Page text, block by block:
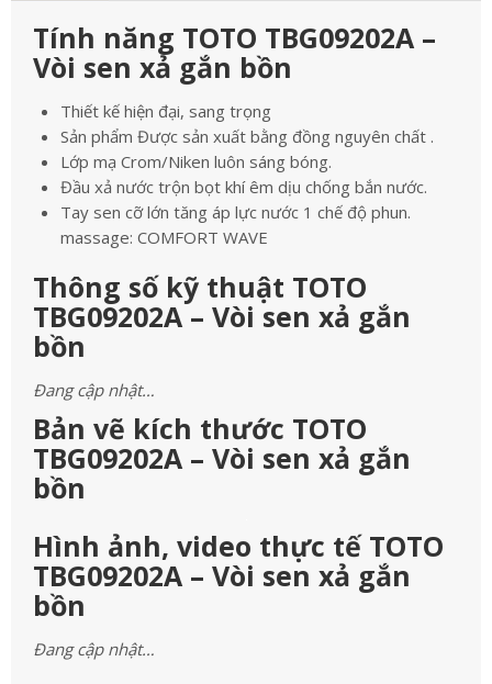
Tính năng TOTO TBG09202A –
Vòi sen xả gắn bồn
Thiết kế hiện đại, sang trọng
Sản phẩm Được sản xuất bằng đồng nguyên chất .
Lớp mạ Crom/Niken luôn sáng bóng.
Đầu xả nước trộn bọt khí êm dịu chống bắn nước.
Tay sen cỡ lớn tăng áp lực nước 1 chế độ phun.
massage: COMFORT WAVE
Thông số kỹ thuật TOTO
TBG09202A – Vòi sen xả gắn
bồn
Đang cập nhật…
Bản vẽ kích thước TOTO
TBG09202A – Vòi sen xả gắn
bồn
Hình ảnh, video thực tế TOTO
TBG09202A – Vòi sen xả gắn
bồn
Đang cập nhật…